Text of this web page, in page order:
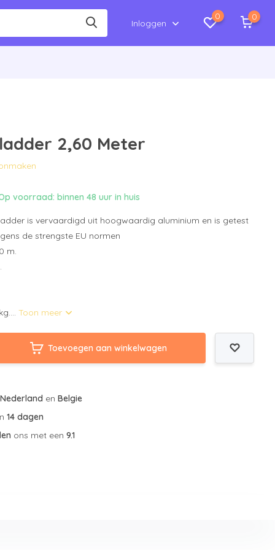
Inloggen
0 0
2,60 Meter
voorraad: binnen 48 uur in huis
is vervaardigd uit hoogwaardig aluminium en is getest
de strengste EU normen
m.
Toon meer
Toevoegen aan winkelwagen
Nederland enBelgie
14 dagen
ons met een9.1